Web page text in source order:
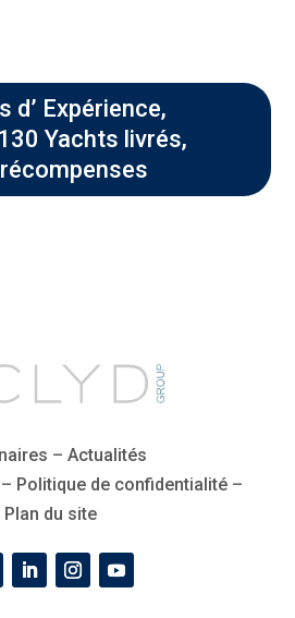
d’ Expérience,
Yachts livrés,
– Actualités
– Politique de confidentialité –
Plan du site